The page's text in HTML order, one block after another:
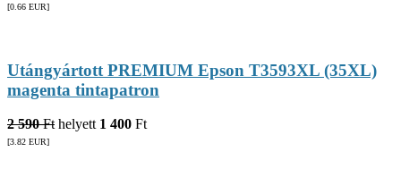
[0.66 EUR]
Utángyártott PREMIUM Epson T3593XL (35XL)
magenta tintapatron
2 590 Ft helyett 1 400 Ft
[3.82 EUR]